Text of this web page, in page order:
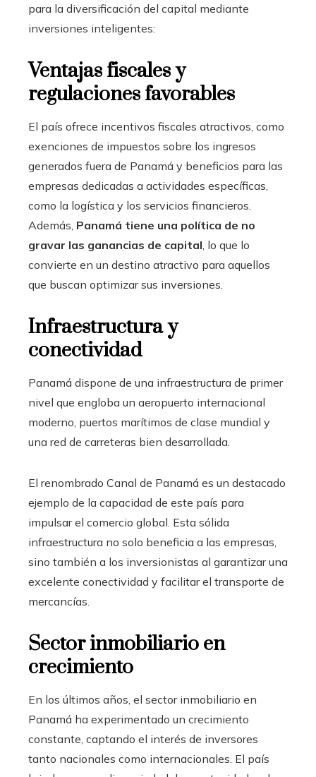
para la diversificación del capital mediante
inversiones inteligentes:
Ventajas fiscales y
regulaciones favorables
El país ofrece incentivos fiscales atractivos, como
exenciones de impuestos sobre los ingresos
generados fuera de Panamá y beneficios para las
empresas dedicadas a actividades específicas,
como la logística y los servicios financieros.
Además, Panamá tiene una política de no
gravar las ganancias de capital , lo que lo
convierte en un destino atractivo para aquellos
que buscan optimizar sus inversiones.
Infraestructura y
conectividad
Panamá dispone de una infraestructura de primer
nivel que engloba un aeropuerto internacional
moderno, puertos marítimos de clase mundial y
una red de carreteras bien desarrollada.
El renombrado Canal de Panamá es un destacado
ejemplo de la capacidad de este país para
impulsar el comercio global. Esta sólida
infraestructura no solo beneficia a las empresas,
sino también a los inversionistas al garantizar una
excelente conectividad y facilitar el transporte de
mercancías.
Sector inmobiliario en
crecimiento
En los últimos años, el sector inmobiliario en
Panamá ha experimentado un crecimiento
constante, captando el interés de inversores
tanto nacionales como internacionales. El país